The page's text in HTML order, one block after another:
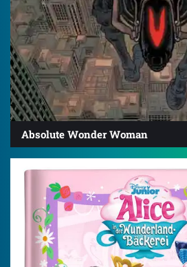
Absolute Wonder Woman